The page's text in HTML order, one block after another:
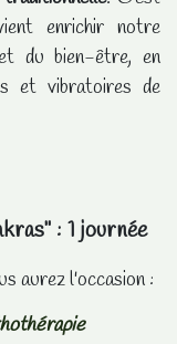
enrichir notre
du bien-être, en
et vibratoires de
: 1 journée
aurez l'occasion :